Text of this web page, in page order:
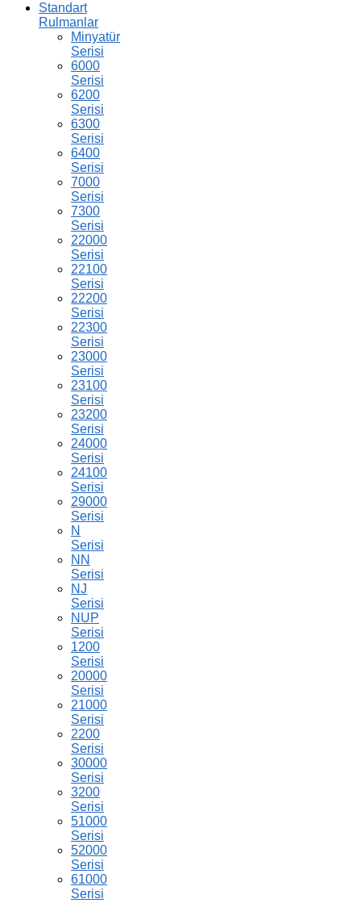
Standart
Rulmanlar
Minyatür
Serisi
6000
Serisi
6200
Serisi
6300
Serisi
6400
Serisi
7000
Serisi
7300
Serisi
22000
Serisi
22100
Serisi
22200
Serisi
22300
Serisi
23000
Serisi
23100
Serisi
23200
Serisi
24000
Serisi
24100
Serisi
29000
Serisi
N
Serisi
NN
Serisi
NJ
Serisi
NUP
Serisi
1200
Serisi
20000
Serisi
21000
Serisi
2200
Serisi
30000
Serisi
3200
Serisi
51000
Serisi
52000
Serisi
61000
Serisi